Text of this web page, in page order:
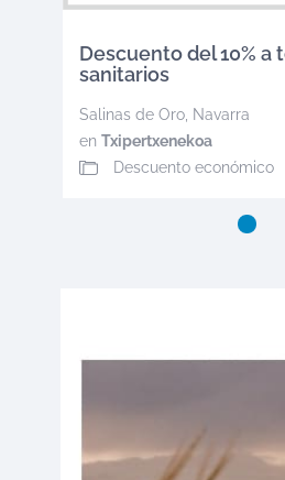
Descuento del 10% a
sanitarios
Salinas de Oro, Navarra
en Txipertxenekoa
Descuento económico